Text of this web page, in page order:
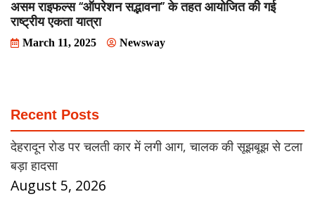
असम राइफल्स ‘‘ऑपरेशन सद्भावना’’ के तहत आयोजित की गई
राष्ट्रीय एकता यात्रा
March 11, 2025 Newsway
Recent Posts
देहरादून रोड पर चलती कार में लगी आग, चालक की सूझबूझ से टला
बड़ा हादसा
August 5, 2026